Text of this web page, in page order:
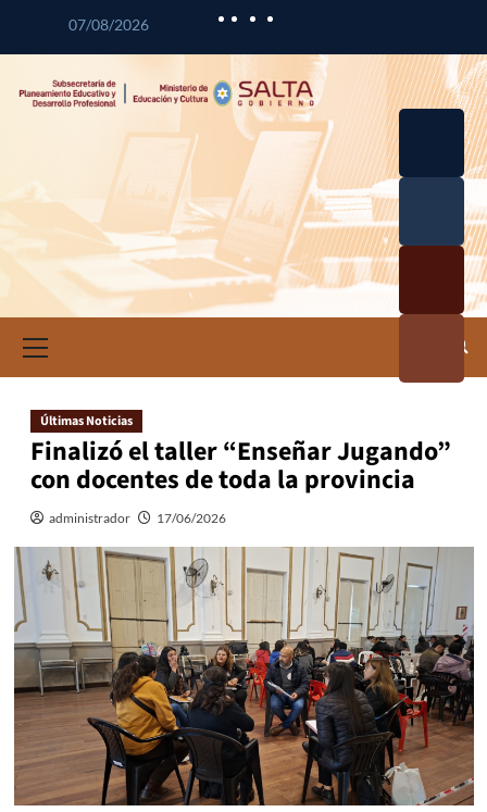
07/08/2026
Últimas Noticias
Finalizó el taller “Enseñar Jugando”
con docentes de toda la provincia
administrador 17/06/2026
Curricul
Profesio
a
Investig
Educativ
a